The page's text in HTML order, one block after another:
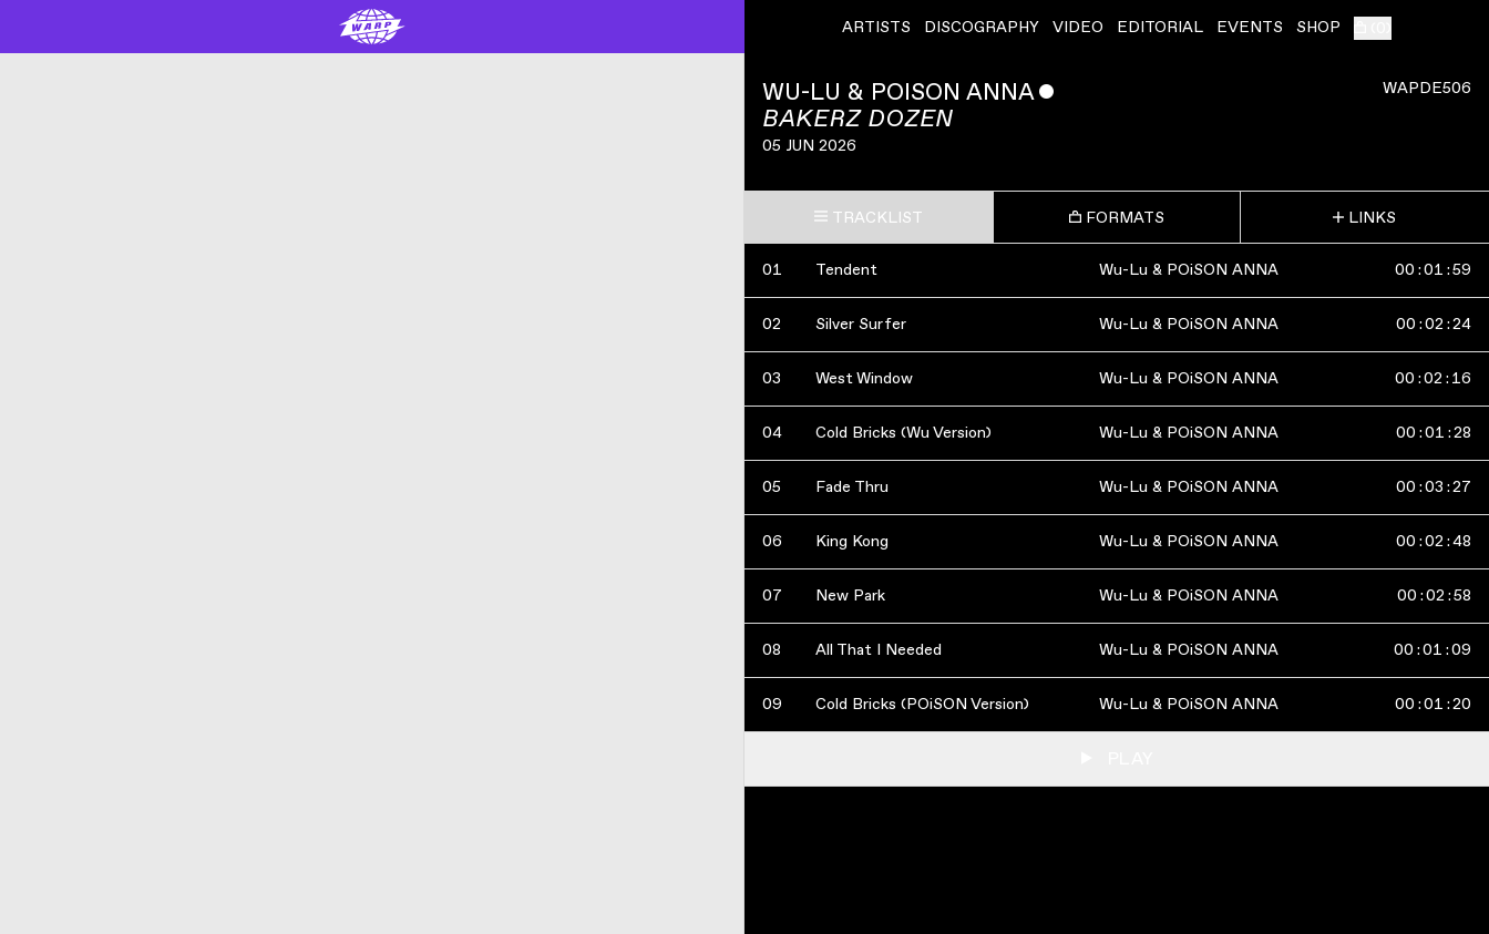
ARTISTS DISCOGRAPHY VIDEO EDITORIAL EVENTS SHOP
WAPDE506
WU-LU & POISON ANNAˇ
BAKERZ DOZEN
05 JUN 2026
TRACKLIST FORMATS LINKS
01 Tendent Wu-Lu & POiSON ANNA 00 :01 :59
02 Silver Surfer Wu-Lu & POiSON ANNA 00 :02 :24
03 West Window Wu-Lu & POiSON ANNA 00 :02 : 16
04 Cold Bricks (Wu Version) Wu-Lu & POiSON ANNA 00 :01 :28
05 Fade Thru Wu-Lu & POiSON ANNA 00 :03 :27
06 King Kong Wu-Lu & POiSON ANNA 00 :02 :48
07 New Park Wu-Lu & POiSON ANNA 00 :02 :58
08 All That I Needed Wu-Lu & POiSON ANNA 00 :01 :09
09 Cold Bricks (POiSON Version) Wu-Lu & POiSON ANNA 00 :01 :20